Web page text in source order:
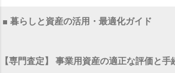
■ 暮らしと資産の活用・最適化ガイド
【専門査定】 事業用資産の適正な評価と手